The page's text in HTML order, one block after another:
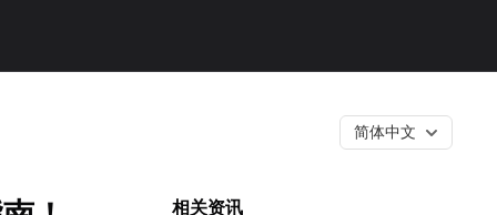
简体中文
相关资讯